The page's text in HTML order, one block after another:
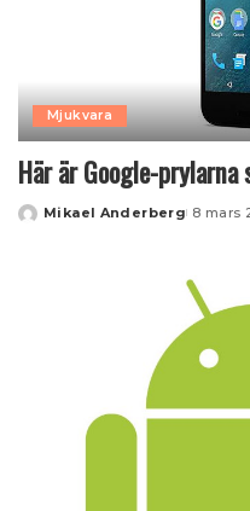
Mjukvara
Här är Google-
Posted
Mikael Anderberg 8 mars